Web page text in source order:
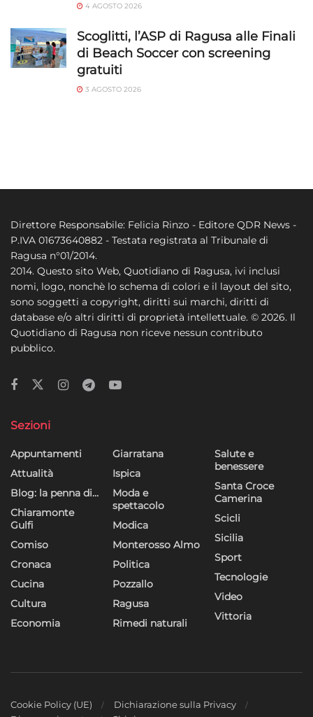
4 AGOSTO 2026
Scoglitti, l’ASP di Ragusa alle Finali
di Beach Soccer con screening
gratuiti
3 AGOSTO 2026
Direttore Responsabile: Felicia Rinzo - Editore QDR News -
P.IVA 01673640882 - Testata registrata al Tribunale di
Ragusa n°01/2014.
2014. Questo sito Web, Quotidiano di Ragusa, ivi inclusi
nomi, logo, nonchè lo schema di colori e il layout del sito,
sono soggetti a copyright, diritti sui marchi, diritti di
database e/o altri diritti di proprietà intellettuale. © 2026. Il
Quotidiano di Ragusa non riceve nessun contributo
pubblico.
Sezioni
Appuntamenti
Attualità
Blog: la penna di…
Chiaramonte
Gulfi
Comiso
Cronaca
Cucina
Cultura
Economia
Giarratana
Ispica
Moda e
spettacolo
Modica
Monterosso Almo
Politica
Pozzallo
Ragusa
Rimedi naturali
Salute e
benessere
Santa Croce
Camerina
Scicli
Sicilia
Sport
Tecnologie
Video
Vittoria
Cookie Policy (UE)
Dichiarazione sulla Privacy